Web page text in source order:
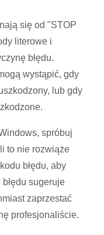
się od "STOP
literowe i
błędu.
wystąpić, gdy
lub gdy
spróbuj
to nie rozwiąże
błędu, aby
sugeruje
zaprzestać
profesjonaliście.